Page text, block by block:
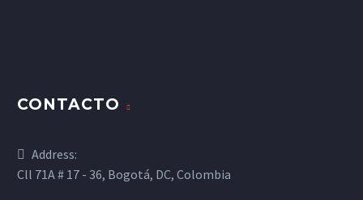
CONTACTO
Address:
Cll 71A # 17 - 36, Bogotá, DC, Colombia